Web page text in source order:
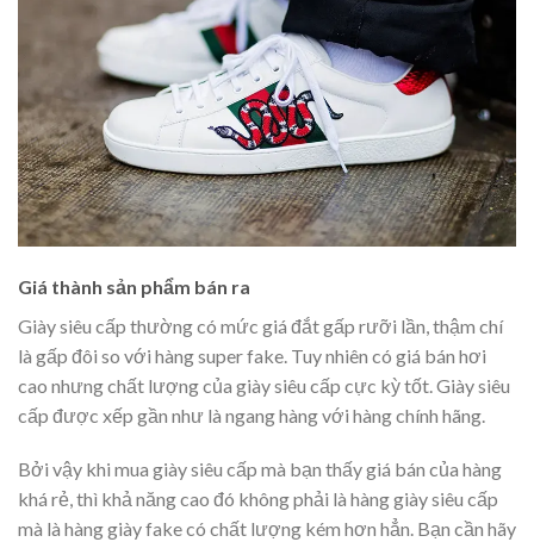
Giá thành sản phẩm bán ra
Giày siêu cấp thường có mức giá đắt gấp rưỡi lần, thậm chí
là gấp đôi so với hàng super fake. Tuy nhiên có giá bán hơi
cao nhưng chất lượng của giày siêu cấp cực kỳ tốt. Giày siêu
cấp được xếp gần như là ngang hàng với hàng chính hãng.
Bởi vậy khi mua giày siêu cấp mà bạn thấy giá bán của hàng
khá rẻ, thì khả năng cao đó không phải là hàng giày siêu cấp
mà là hàng giày fake có chất lượng kém hơn hẳn. Bạn cần hãy